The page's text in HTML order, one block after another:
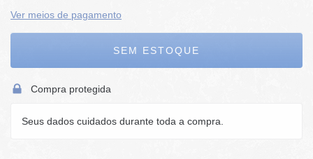
Ver meios de pagamento
Compra protegida
Seus dados cuidados durante toda a compra.